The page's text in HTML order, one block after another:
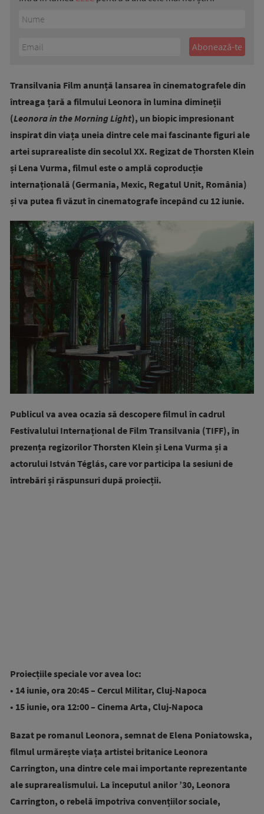
Transilvania Film anunță lansarea în cinematografele din
întreaga țară a filmului Leonora în lumina dimineții
(Leonora in the Morning Light), un biopic impresionant
inspirat din viața uneia dintre cele mai fascinante figuri ale
artei suprarealiste din secolul XX. Regizat de Thorsten Klein
și Lena Vurma, filmul este o amplă coproducție
internațională (Germania, Mexic, Regatul Unit, România)
și va putea fi văzut în cinematografe începând cu 12 iunie.
Publicul va avea ocazia să descopere filmul în cadrul
Festivalului Internațional de Film Transilvania (TIFF), în
prezența regizorilor Thorsten Klein și Lena Vurma și a
actorului István Téglás, care vor participa la sesiuni de
întrebări și răspunsuri după proiecții.
Proiecțiile speciale vor avea loc:
• 14 iunie, ora 20:45 – Cercul Militar, Cluj-Napoca
• 15 iunie, ora 12:00 – Cinema Arta, Cluj-Napoca
Bazat pe romanul Leonora, semnat de Elena Poniatowska,
filmul urmărește viața artistei britanice Leonora
Carrington, una dintre cele mai importante reprezentante
ale suprarealismului. La începutul anilor ’30, Leonora
Carrington, o rebelă împotriva convențiilor sociale,